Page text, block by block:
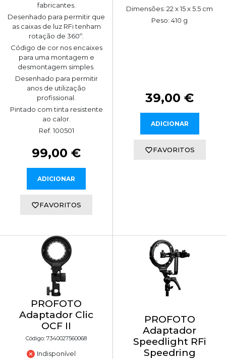
fabricantes.
Desenhado para permitir que
as caixas de luz RFi tenham
rotação de 360º.
Código de cor nos encaixes
para uma montagem e
desmontagem simples.
Desenhado para permitir
anos de utilização
profissional.
Pintado com tinta resistente
ao calor.
Ref. 100501
99,00 €
ADICIONAR
FAVORITOS
Dimensões: 22 x 15 x 5.5 cm
Peso: 410 g
39,00 €
ADICIONAR
FAVORITOS
PROFOTO
Adaptador Clic
OCF II
Código: 7340027560068
Indisponível
PROFOTO
Adaptador
Speedlight RFi
Speedring